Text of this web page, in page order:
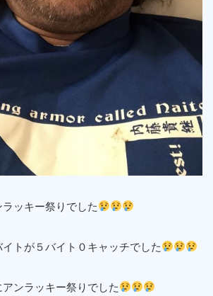
ッキー祭りでした
トが５バイト０キャッチでした
ンラッキー祭りでした